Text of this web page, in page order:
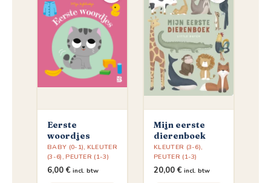
Eerste
woordjes
BABY (0-1), KLEUTER
(3-6), PEUTER (1-3)
6,00 € incl. btw
Mijn eerste
dierenboek
KLEUTER (3-6),
PEUTER (1-3)
20,00 € incl. btw